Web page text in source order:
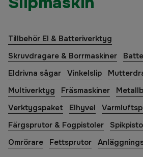
Tillbehör El & Batteriverktyg
Skruvdragare & Borrmaskiner
Eldrivna sågar Vinkelslip
Multiverktyg
Fräsmaskiner
Verktygspaket
Elhyvel
Färgsprutor & Fogpistoler
Omrörare
Fettsprutor